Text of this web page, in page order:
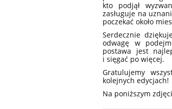
kto podjął
zasługuje na
poczekać około
Serdecznie
odwagę w
postawa jest
i sięgać po więcej.
Gratulujemy
kolejnych edycjach!
Na poniższym